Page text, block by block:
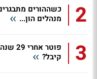
2
כשההורים
מנהלים הון...
3
קיבל?